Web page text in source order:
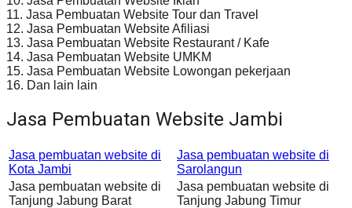
11. Jasa Pembuatan Website Tour dan Travel
12. Jasa Pembuatan Website Afiliasi
13. Jasa Pembuatan Website Restaurant / Kafe
14. Jasa Pembuatan Website UMKM
15. Jasa Pembuatan Website Lowongan pekerjaan
16. Dan lain lain
Jasa Pembuatan Website Jambi
Jasa pembuatan website di
Kota Jambi
Jasa pembuatan website di
Sarolangun
Jasa pembuatan website di
Tanjung Jabung Barat
Jasa pembuatan website di
Tanjung Jabung Timur